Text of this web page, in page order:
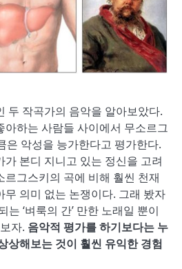
두 작곡가의 음악을 알아보았다.
아하는 사람들 사이에서 무소르그
은 악성을 능가한다고 평가한다.
본디 지니고 있는 정신을 고려
그스키의 곡에 비해 훨씬 천재
무 의미 없는 논쟁이다. 그래 봤자
는 ‘벼룩의 간’ 만한 노래일 뿐이
자. 음악적 평가를 하기보다는 누
상해보는 것이 훨씬 유익한 경험